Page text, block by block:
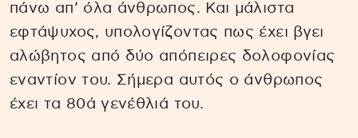
πάνω απ’ όλα άνθρωπος. Και μάλιστα
εφτάψυχος, υπολογίζοντας πως έχει βγει
αλώβητος από δύο απόπειρες δολοφονίας
εναντίον του. Σήμερα αυτός ο άνθρωπος
έχει τα 80ά γενέθλιά του.